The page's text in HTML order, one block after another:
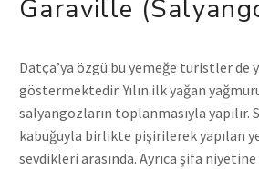
Garaville
Datça’ya özgü bu yemeğe turistler de
göstermektedir. Yılın ilk yağan
salyangozların toplanmasıyla yapılır.
kabuğuyla birlikte pişirilerek yapılan
sevdikleri arasında. Ayrıca şifa